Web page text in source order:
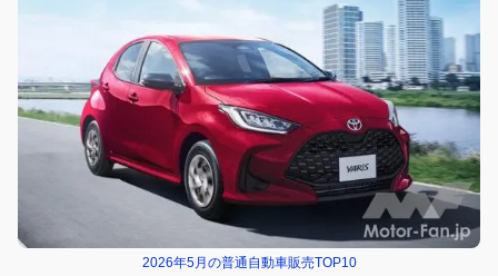
2026年5月の普通自動車販売TOP10